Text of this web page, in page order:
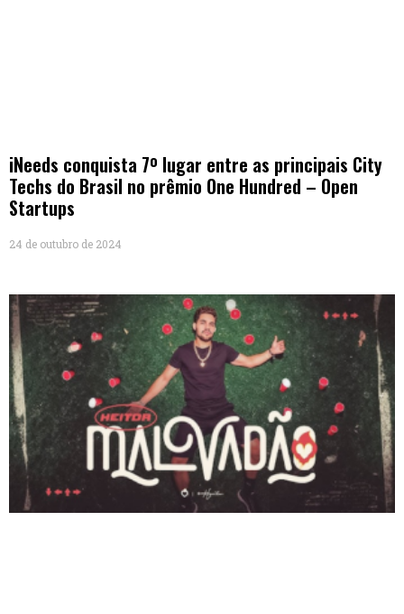
iNeeds conquista 7º lugar entre as principais City
Techs do Brasil no prêmio One Hundred – Open
Startups
24 de outubro de 2024